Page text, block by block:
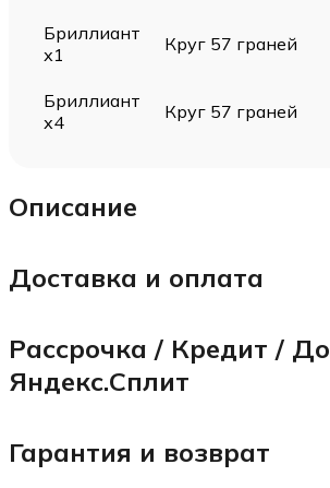
Бриллиант
х1
Круг 57 граней
Бриллиант
х4
Круг 57 граней
Описание
Доставка и оплата
Рассрочка / Кредит /
Яндекс.Сплит
Гарантия и возврат